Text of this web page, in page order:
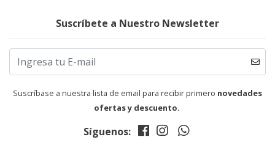
Suscríbete a Nuestro Newsletter
Suscríbase a nuestra lista de email para recibir primero novedades
ofertas y descuento.
Síguenos: